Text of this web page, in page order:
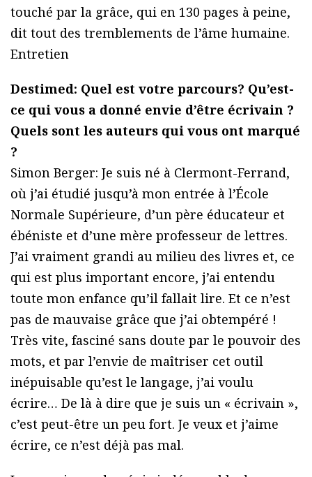
touché par la grâce, qui en 130 pages à peine,
dit tout des tremblements de l’âme humaine.
Entretien
Destimed: Quel est votre parcours? Qu’est-
ce qui vous a donné envie d’être écrivain ?
Quels sont les auteurs qui vous ont marqué
?
Simon Berger: Je suis né à Clermont-Ferrand,
où j’ai étudié jusqu’à mon entrée à l’École
Normale Supérieure, d’un père éducateur et
ébéniste et d’une mère professeur de lettres.
J’ai vraiment grandi au milieu des livres et, ce
qui est plus important encore, j’ai entendu
toute mon enfance qu’il fallait lire. Et ce n’est
pas de mauvaise grâce que j’ai obtempéré !
Très vite, fasciné sans doute par le pouvoir des
mots, et par l’envie de maîtriser cet outil
inépuisable qu’est le langage, j’ai voulu
écrire… De là à dire que je suis un « écrivain »,
c’est peut-être un peu fort. Je veux et j’aime
écrire, ce n’est déjà pas mal.